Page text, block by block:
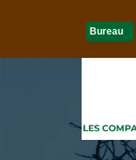
Bureau